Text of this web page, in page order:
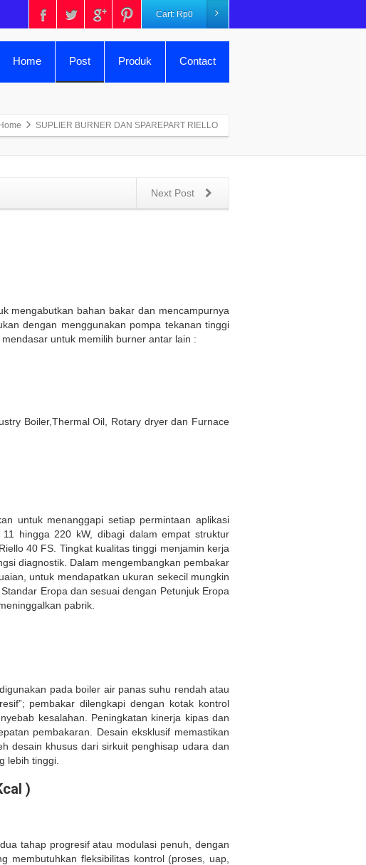
Cart: Rp0
Home Post Produk Contact
Home SUPLIER BURNER DAN SPAREPART RIELLO
Next Post
mengabutkan bahan bakar dan mencampurnya
dengan menggunakan pompa tekanan tinggi
mendasar untuk memilih burner antar lain :
Boiler,Thermal Oil, Rotary dryer dan Furnace
untuk menanggapi setiap permintaan aplikasi
hingga 220 kW, dibagi dalam empat struktur
40 FS. Tingkat kualitas tinggi menjamin kerja
diagnostik. Dalam mengembangkan pembakar
untuk mendapatkan ukuran sekecil mungkin
Eropa dan sesuai dengan Petunjuk Eropa
pabrik.
pada boiler air panas suhu rendah atau
pembakar dilengkapi dengan kotak kontrol
kesalahan. Peningkatan kinerja kipas dan
pembakaran. Desain eksklusif memastikan
desain khusus dari sirkuit penghisap udara dan
lebih tinggi.
)
tahap progresif atau modulasi penuh, dengan
membutuhkan fleksibilitas kontrol (proses, uap,